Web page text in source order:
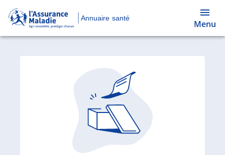
Annuaire santé
Menu